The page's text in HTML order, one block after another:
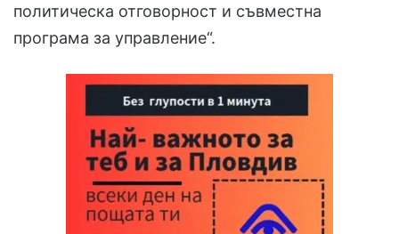
политическа отговорност и съвместна
програма за управление“.